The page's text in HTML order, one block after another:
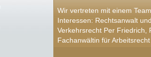
Wir vertreten mit einem
Interessen: Rechtsanwalt
Verkehrsrecht Per Friedrich,
Fachanwältin für